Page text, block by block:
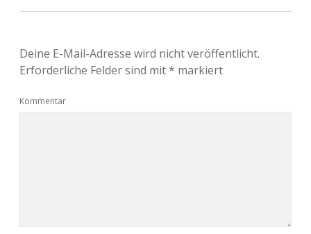
Deine E-Mail-Adresse wird nicht veröffentlicht.
Erforderliche Felder sind mit* markiert
Kommentar